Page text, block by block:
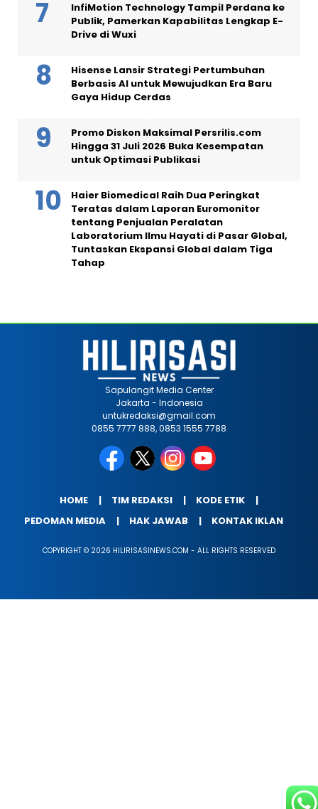
InfiMotion Technology Tampil Perdana ke
Publik, Pamerkan Kapabilitas Lengkap E-
Drive di Wuxi
Hisense Lansir Strategi Pertumbuhan
Berbasis AI untuk Mewujudkan Era Baru
Gaya Hidup Cerdas
Promo Diskon Maksimal Persrilis.com
Hingga 31 Juli 2026 Buka Kesempatan
untuk Optimasi Publikasi
Haier Biomedical Raih Dua Peringkat
Teratas dalam Laporan Euromonitor
tentang Penjualan Peralatan
Laboratorium Ilmu Hayati di Pasar Global,
Tuntaskan Ekspansi Global dalam Tiga
Tahap
Sapulangit Media Center
Jakarta - Indonesia
untukredaksi@gmail.com
0855 7777 888, 0853 1555 7788
HOME TIM REDAKSI
KODE ETIK
PEDOMAN MEDIA
HAK JAWAB KONTAK IKLAN
COPYRIGHT © 2026 HILIRISASINEWS.COM - ALL RIGHTS RESERVED